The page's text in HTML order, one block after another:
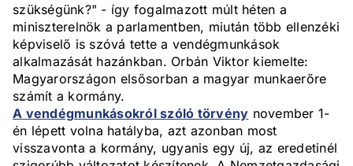
szükségünk?" - így fogalmazott múlt héten a
miniszterelnök a parlamentben, miután több ellenzéki
képviselő is szóvá tette a vendégmunkások
alkalmazását hazánkban. Orbán Viktor kiemelte:
Magyarországon elsősorban a magyar munkaerőre
számít a kormány.
A vendégmunkásokról szóló törvény november 1-
én lépett volna hatályba, azt azonban most
visszavonta a kormány, ugyanis egy új, az eredetinél